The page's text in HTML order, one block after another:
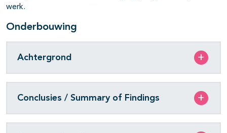
werk.
Onderbouwing
Achtergrond
Conclusies / Summary of Findings